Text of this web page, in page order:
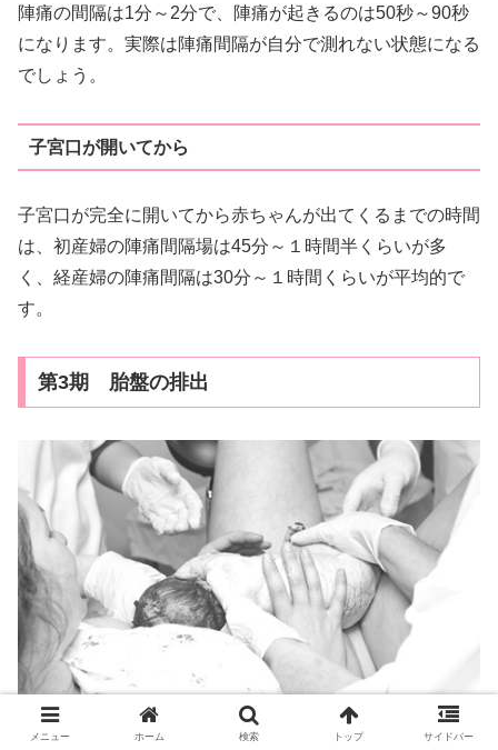
陣痛の間隔は1分～2分で、陣痛が起きるのは50秒～90秒
になります。実際は陣痛間隔が自分で測れない状態になる
でしょう。
子宮口が開いてから
子宮口が完全に開いてから赤ちゃんが出てくるまでの時間
は、初産婦の陣痛間隔場は45分～１時間半くらいが多
く、経産婦の陣痛間隔は30分～１時間くらいが平均的で
す。
第3期 胎盤の排出
メニュー ホーム 検索 トップ サイドバー